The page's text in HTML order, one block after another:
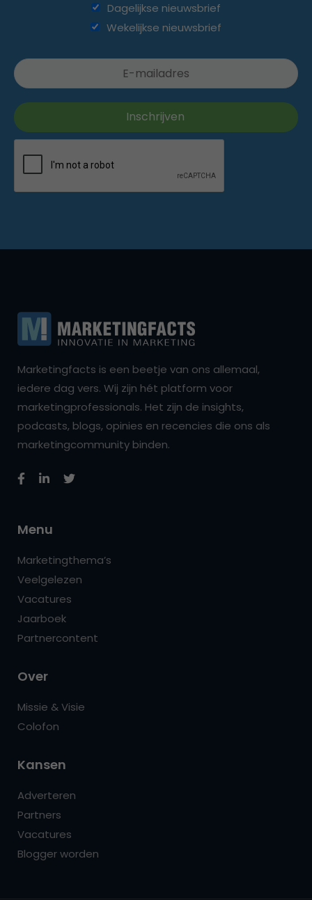
Dagelijkse nieuwsbrief
Wekelijkse nieuwsbrief
Marketingfacts is een beetje van ons allemaal,
iedere dag vers. Wij zijn hét platform voor
marketingprofessionals. Het zijn de insights,
podcasts, blogs, opinies en recencies die ons als
marketingcommunity binden.
Menu
Marketingthema’s
Veelgelezen
Vacatures
Jaarboek
Partnercontent
Over
Missie & Visie
Colofon
Kansen
Adverteren
Partners
Vacatures
Blogger worden